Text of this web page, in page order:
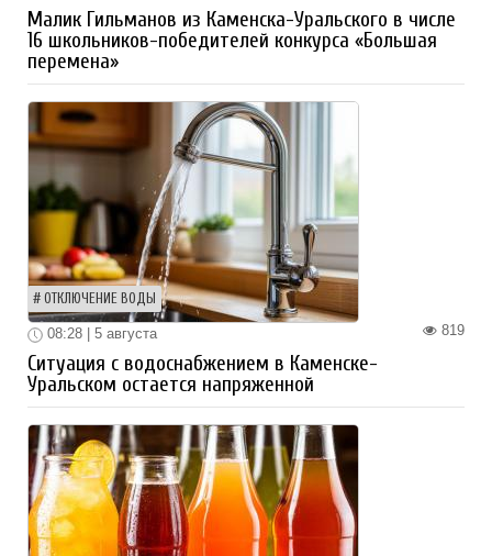
Малик Гильманов из Каменска-Уральского в числе
16 школьников-победителей конкурса «Большая
перемена»
ОТКЛЮЧЕНИЕ ВОДЫ
819
08:28 | 5 августа
Ситуация с водоснабжением в Каменске-
Уральском остается напряженной